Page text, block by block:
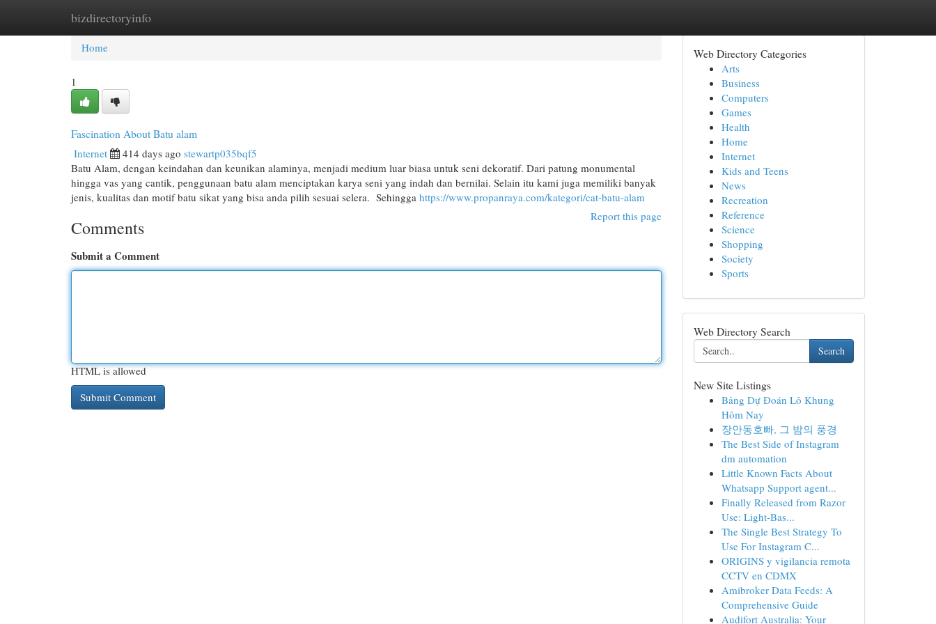
bizdirectoryinfo
Home New Site Listings
Home
1
Fascination About Batu alam
Internet 414 days ago stewartp035bqf5
Batu Alam, dengan keindahan dan keunikan alaminya, menjadi medium luar biasa untuk seni dekoratif. Dari patung monumental
hingga vas yang cantik, penggunaan batu alam menciptakan karya seni yang indah dan bernilai. Selain itu kami juga memiliki banyak
jenis, kualitas dan motif batu sikat yang bisa anda pilih sesuai selera. Sehingga https://www.propanraya.com/kategori/cat-batu-alam
Report this page
Comments
Submit a Comment
HTML is allowed
Web Directory Categories
Arts
Business
Computers
Games
Health
Home
Internet
Kids and Teens
News
Recreation
Reference
Science
Shopping
Society
Sports
Web Directory Search
Search
New Site Listings
Bảng Dự Đoán Lô Khung
Hôm Nay
장안동호빠, 그 밤의 풍경
The Best Side of Instagram
dm automation
Little Known Facts About
Whatsapp Support agent...
Finally Released from Razor
Use: Light-Bas...
The Single Best Strategy To
Use For Instagram C...
ORIGINS y vigilancia remota
CCTV en CDMX
Amibroker Data Feeds: A
Comprehensive Guide
Audifort Australia: Your